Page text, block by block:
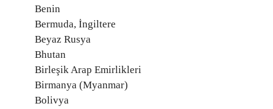
Benin
Bermuda, İngiltere
Beyaz Rusya
Bhutan
Birleşik Arap Emirlikleri
Birmanya (Myanmar)
Bolivya